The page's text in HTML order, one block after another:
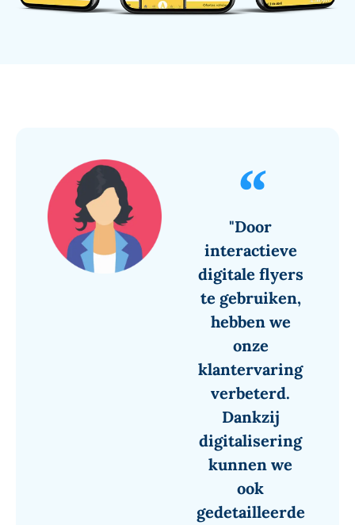
"Door
interactieve
digitale flyers
te gebruiken,
hebben we
onze
klantervaring
verbeterd.
Dankzij
digitalisering
kunnen we
ook
gedetailleerde